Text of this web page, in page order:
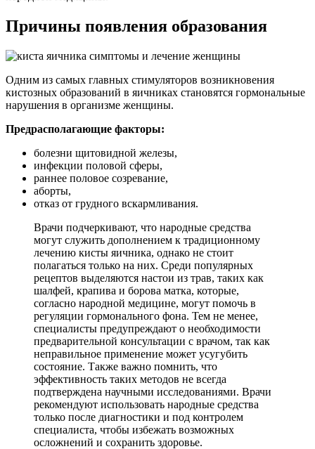
Причины появления образования
Одним из самых главных стимуляторов возникновения
кистозных образований в яичниках становятся гормональные
нарушения в организме женщины.
Предрасполагающие факторы:
болезни щитовидной железы,
инфекции половой сферы,
раннее половое созревание,
аборты,
отказ от грудного вскармливания.
Врачи подчеркивают, что народные средства
могут служить дополнением к традиционному
лечению кисты яичника, однако не стоит
полагаться только на них. Среди популярных
рецептов выделяются настои из трав, таких как
шалфей, крапива и борова матка, которые,
согласно народной медицине, могут помочь в
регуляции гормонального фона. Тем не менее,
специалисты предупреждают о необходимости
предварительной консультации с врачом, так как
неправильное применение может усугубить
состояние. Также важно помнить, что
эффективность таких методов не всегда
подтверждена научными исследованиями. Врачи
рекомендуют использовать народные средства
только после диагностики и под контролем
специалиста, чтобы избежать возможных
осложнений и сохранить здоровье.